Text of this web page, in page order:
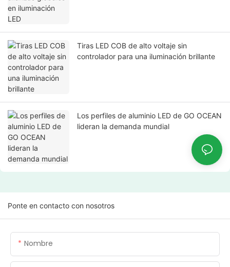
Tiras LED COB de alto voltaje sin
controlador para una iluminación brillante
Los perfiles de aluminio LED de GO OCEAN
lideran la demanda mundial
Ponte en contacto con nosotros
Nombre